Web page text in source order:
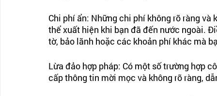
Chi phí ẩn: Những chi phí không rõ ràng
thể xuất hiện khi bạn đã đến nước ngoài.
tờ, bảo lãnh hoặc các khoản phí khác mà
Lừa đảo hợp pháp: Có một số trường hợp
cấp thông tin mời mọc và không rõ ràng,